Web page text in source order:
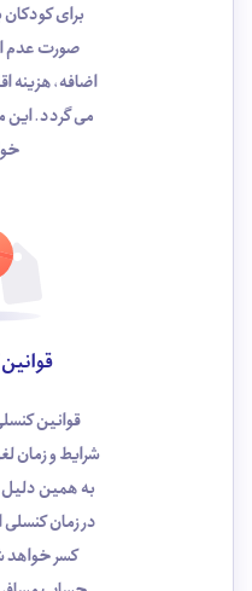
صورت عدم
اضافه، هزینه
می ‌گردد. این
قوانین
شرایط و زمان
به همین دلیل
در زمان کنسلی
کسر خواهد